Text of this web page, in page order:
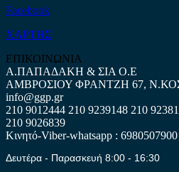
Facebook
ΧΑΡΤΗΣ
ΕΠΙΚΟΙΝΩΝΙΑ
Α.ΠΑΠΑΔΑΚΗ & ΣΙΑ Ο.Ε
ΑΜΒΡΟΣΙΟΥ ΦΡΑΝΤΖΗ 67,
info@ggp.gr
210 9012444 210 9239148 210
210 9026839
Κινητό-Viber-whatsapp : 6980507900
Δευτέρα - Παρασκευή 8:00 - 16:30